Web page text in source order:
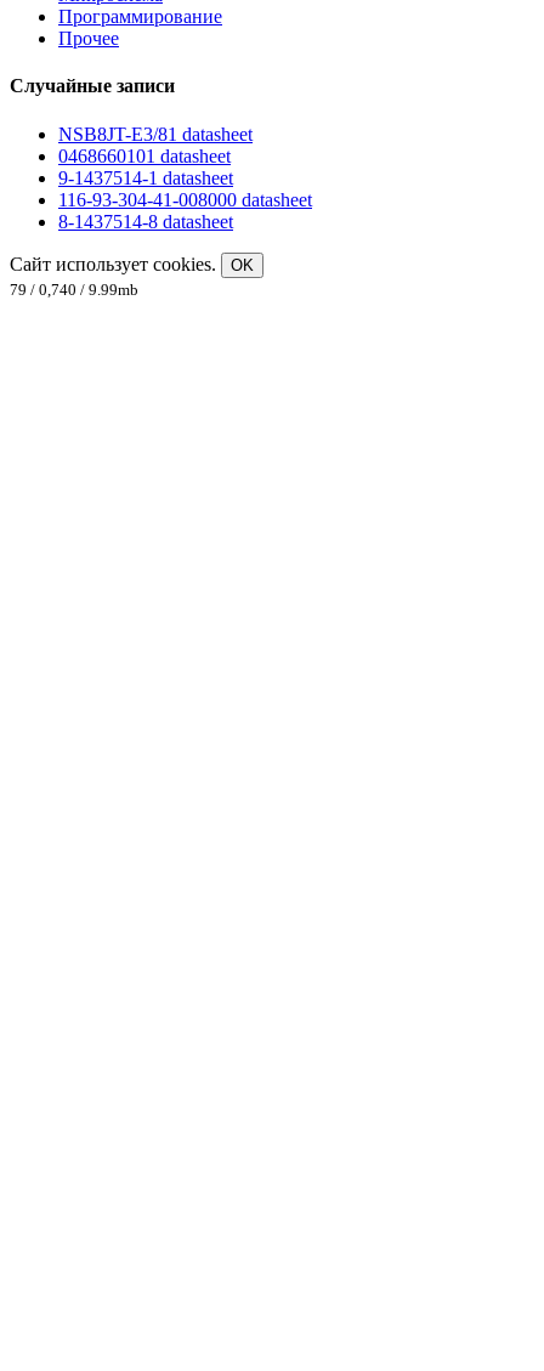
Программирование
Прочее
Случайные записи
NSB8JT-E3/81 datasheet
0468660101 datasheet
9-1437514-1 datasheet
116-93-304-41-008000 datasheet
8-1437514-8 datasheet
Сайт использует cookies.
OK
79 / 0,740 / 9.99mb